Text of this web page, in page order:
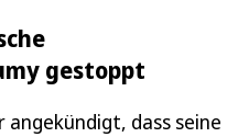
gestoppt
dass seine